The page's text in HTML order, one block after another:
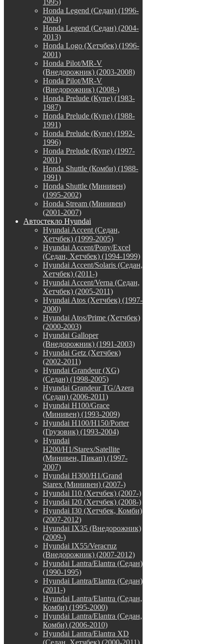
Honda Legend (Седан) (1996-
2004)
Honda Legend (Седан) (2004-
2013)
Honda Logo (Хетчбек) (1996-
2001)
Honda Pilot/MR-V
(Внедорожник) (2003-2008)
Honda Pilot/MR-V
(Внедорожник) (2008-)
Honda Prelude (Купе) (1983-
1987)
Honda Prelude (Купе) (1988-
1991)
Honda Prelude (Купе) (1992-
1996)
Honda Prelude (Купе) (1997-
2001)
Honda Shuttle (Комби) (1988-
1991)
Honda Shuttle (Минивен)
(1995-2002)
Honda Stream (Минивен)
(2001-2007)
Автостекло Hyundai
Hyundai Accent (Седан,
Хетчбек) (1999-2005)
Hyundai Accent/Pony/Excel
(Седан, Хетчбек) (1994-1999)
Hyundai Accent/Solaris (Седан,
Хетчбек) (2011-)
Hyundai Accent/Verna (Седан,
Хетчбек) (2005-2011)
Hyundai Atos (Хетчбек) (1997-
2000)
Hyundai Atos/Prime (Хетчбек)
(2000-2003)
Hyundai Galloper
(Внедорожник) (1991-2003)
Hyundai Getz (Хетчбек)
(2002-2011)
Hyundai Grandeur (XG)
(Седан) (1998-2005)
Hyundai Grandeur TG/Azera
(Седан) (2006-2011)
Hyundai H100/Grace
(Минивен) (1993-2009)
Hyundai H100/H150/Porter
(Грузовик) (1993-2004)
Hyundai
H200/H1/Starex/Satellite
(Минивен, Пикап) (1997-
2007)
Hyundai H300/H1/Grand
Starex (Минивен) (2007-)
Hyundai I10 (Хетчбек) (2007-)
Hyundai I20 (Хетчбек) (2008-)
Hyundai I30 (Хетчбек, Комби)
(2007-2012)
Hyundai IX35 (Внедорожник)
(2009-)
Hyundai IX55/Veracruz
(Внедорожник) (2007-2012)
Hyundai Lantra/Elantra (Седан)
(1990-1995)
Hyundai Lantra/Elantra (Седан)
(2011-)
Hyundai Lantra/Elantra (Седан,
Комби) (1995-2000)
Hyundai Lantra/Elantra (Седан,
Комби) (2006-2010)
Hyundai Lantra/Elantra XD
(Седан, Хетчбек) (2000-2011)